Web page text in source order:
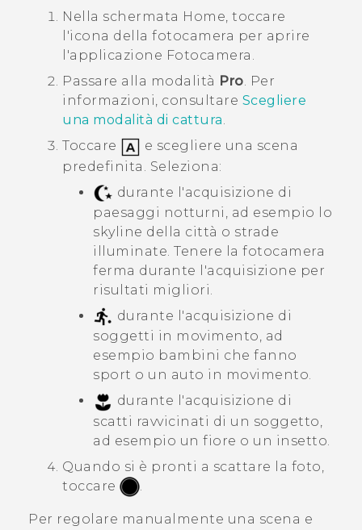
Nella schermata Home, toccare
l'icona della fotocamera per aprire
l'applicazione Fotocamera .
Passare alla modalità Pro. Per
informazioni, consultare Scegliere
una modalità di cattura.
Toccare
e scegliere una scena
predefinita. Seleziona:
durante l'acquisizione di
paesaggi notturni, ad esempio lo
skyline della città o strade
illuminate. Tenere la fotocamera
ferma durante l'acquisizione per
risultati migliori.
durante l'acquisizione di
soggetti in movimento, ad
esempio bambini che fanno
sport o un auto in movimento.
durante l'acquisizione di
scatti ravvicinati di un soggetto,
ad esempio un fiore o un insetto.
Quando si è pronti a scattare la foto,
toccare
Per regolare manualmente una scena e